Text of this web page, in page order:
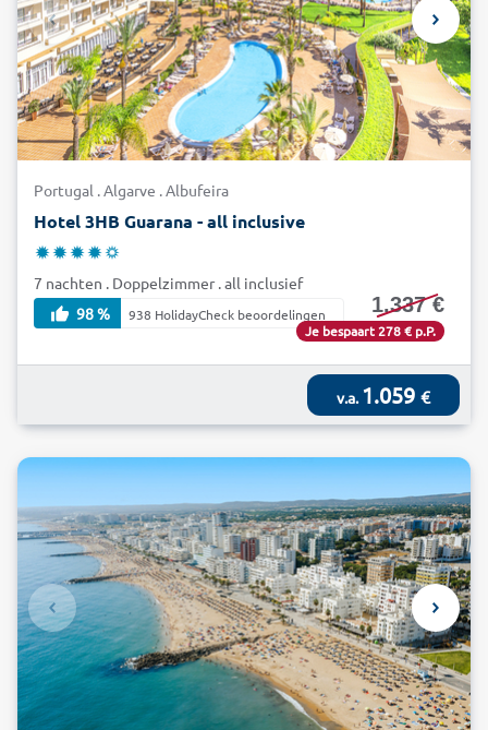
Portugal . Algarve . Albufeira
Hotel 3HB Guarana - all inclusive
7 nachten . Doppelzimmer . all inclusief
98 %
938 HolidayCheck beoordelingen 1.337 €
Je bespaart 278 € p.P.
v.a.1.059 €